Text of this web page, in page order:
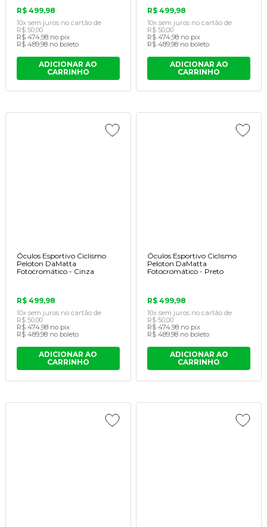
R$ 499,98
10x sem juros no cartãode
R$ 50,00
R$ 474,98 no pix
R$ 489,98 no boleto
ADICIONAR AO
CARRINHO
R$ 499,98
10x sem juros no cartão de
R$ 50,00
R$ 474,98 no pix
R$ 489,98 no boleto
ADICIONAR AO
CARRINHO
Óculos Esportivo Ciclismo
Peloton DaMatta
Fotocromático - Cinza
R$ 499,98
10x sem juros no cartãode
R$ 50,00
R$ 474,98 no pix
R$ 489,98 no boleto
ADICIONAR AO
CARRINHO
Óculos Esportivo Ciclismo
Peloton DaMatta
Fotocromático - Preto
R$ 499,98
10x sem juros no cartão de
R$ 50,00
R$ 474,98 no pix
R$ 489,98 no boleto
ADICIONAR AO
CARRINHO